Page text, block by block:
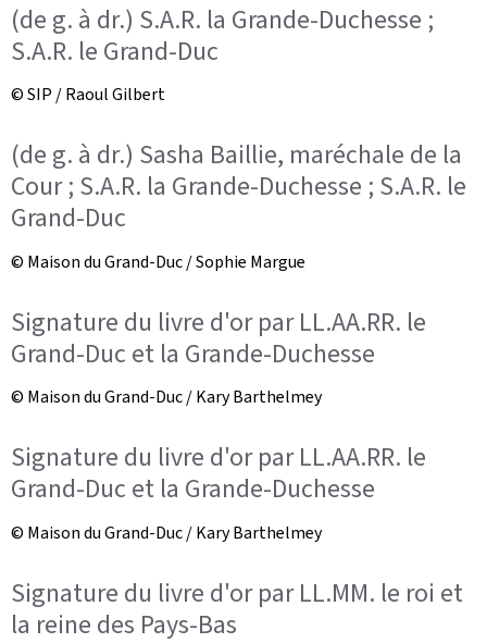
(de g. à dr.) S.A.R. la Grande-Duchesse ;
S.A.R. le Grand-Duc
© SIP / Raoul Gilbert
(de g. à dr.) Sasha Baillie, maréchale de la
Cour ; S.A.R. la Grande-Duchesse ; S.A.R. le
Grand-Duc
© Maison du Grand-Duc / Sophie Margue
Signature du livre d'or par LL.AA.RR. le
Grand-Duc et la Grande-Duchesse
© Maison du Grand-Duc / Kary Barthelmey
Signature du livre d'or par LL.AA.RR. le
Grand-Duc et la Grande-Duchesse
© Maison du Grand-Duc / Kary Barthelmey
Signature du livre d'or par LL.MM. le roi et
la reine des Pays-Bas